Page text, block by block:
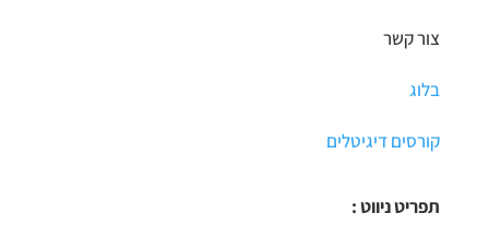
צור קשר
בלוג
קורסים דיגיטלים
תפריט ניווט :